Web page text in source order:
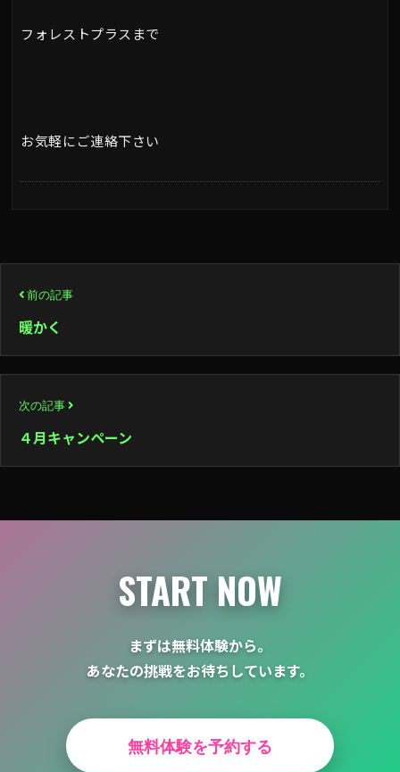
フォレストプラスまで
お気軽にご連絡下さい
稿
ナ
ビ
ゲ
ー
ョ
前の記事
暖かく
次の記事
４月キャンペーン
START NOW
まずは無料体験から。
あなたの挑戦をお待ちしています。
無料体験を予約する